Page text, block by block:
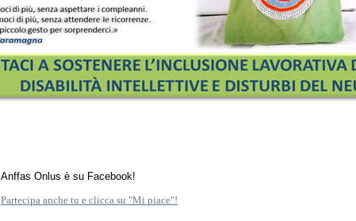
Anffas Onlus è su Facebook!
Partecipa anche tu e clicca su "Mi piace"!